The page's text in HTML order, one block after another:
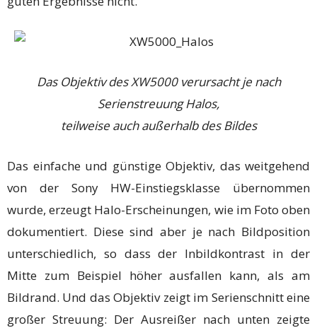
Das Objektiv des XW5000 verursacht je nach
Serienstreuung Halos,
teilweise auch außerhalb des Bildes
Das einfache und günstige Objektiv, das weitgehend
von der Sony HW-Einstiegsklasse übernommen
wurde, erzeugt Halo-Erscheinungen, wie im Foto oben
dokumentiert. Diese sind aber je nach Bildposition
unterschiedlich, so dass der Inbildkontrast in der
Mitte zum Beispiel höher ausfallen kann, als am
Bildrand. Und das Objektiv zeigt im Serienschnitt eine
großer Streuung: Der Ausreißer nach unten zeigte